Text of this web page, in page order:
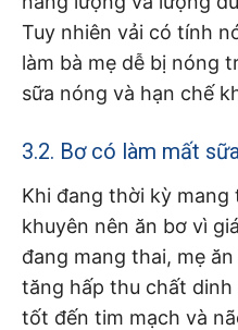
Tuy nhiên vải có tính
làm bà mẹ dễ bị nóng
sữa nóng và hạn chế
3.2. Bơ có làm mất
Khi đang thời kỳ mang
khuyên nên ăn bơ vì
đang mang thai, mẹ
tăng hấp thu chất
tốt đến tim mạch và